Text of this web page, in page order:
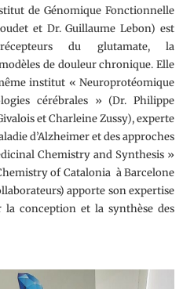
de Génomique Fonctionnelle
et Dr. Guillaume Lebon) est
du glutamate, la
de douleur chronique. Elle
institut « Neuroprotéomique
cérébrales » (Dr. Philippe
et Charleine Zussy), experte
d’Alzheimer et des approches
Chemistry and Synthesis »
of Catalonia à Barcelone
apporte son expertise
conception et la synthèse des